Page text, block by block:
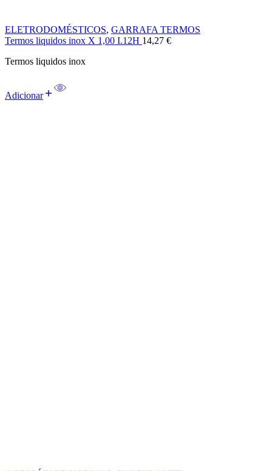
ELETRODOMÉSTICOS, GARRAFA TERMOS
Termos liquidos inox X 1,00 I.12H 14,27 €
Termos liquidos inox
Adicionar